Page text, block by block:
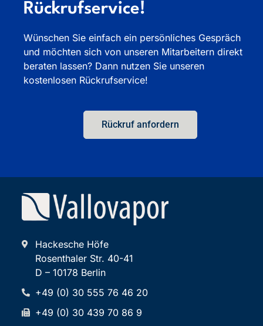
Rückrufservice!
Wünschen Sie einfach ein persönliches Gespräch
und möchten sich von unseren Mitarbeitern direkt
beraten lassen? Dann nutzen Sie unseren
kostenlosen Rückrufservice!
Rückruf anfordern
Hackesche Höfe
Rosenthaler Str. 40-41
D – 10178 Berlin
+49 (0) 30 555 76 46 20
+49 (0) 30 439 70 86 9